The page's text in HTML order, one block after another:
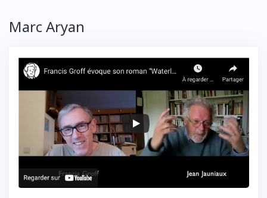
Marc Aryan